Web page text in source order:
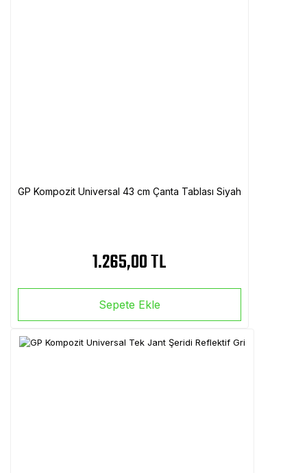
GP Kompozit Universal 43 cm Çanta Tablası Siyah
1.265,00 TL
Sepete Ekle